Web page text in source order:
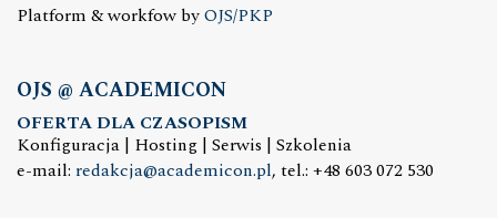
Platform & workfow byOJS/PKP
OJS @ ACADEMICON
OFERTA DLA CZASOPISM
Konfiguracja | Hosting | Serwis | Szkolenia
e-mail: redakcja@academicon.pl, tel.: +48 603 072 530